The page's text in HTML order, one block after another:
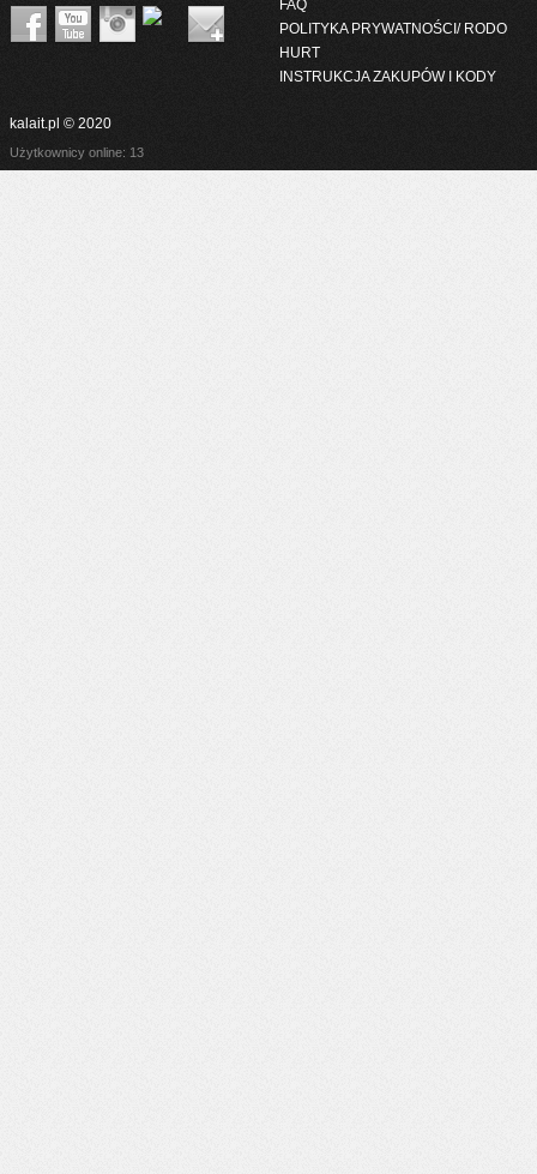
FAQ
POLITYKA PRYWATNOŚCI/ RODO
HURT
INSTRUKCJA ZAKUPÓW I KODY
kalait.pl © 2020
Użytkownicy online: 13